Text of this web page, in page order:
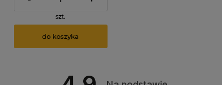
szt.
do koszyka